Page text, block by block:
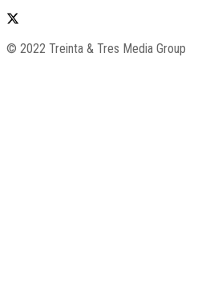
© 2022 Treinta & Tres Media Group